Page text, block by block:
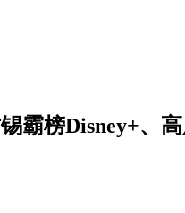
霸榜Disney+、